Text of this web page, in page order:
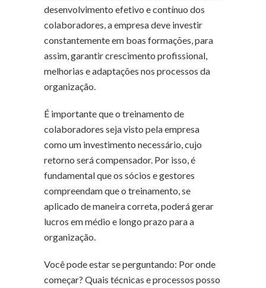
desenvolvimento efetivo e contínuo dos
colaboradores, a empresa deve investir
constantemente em boas formações, para
assim, garantir crescimento profissional,
melhorias e adaptações nos processos da
organização.
É importante que o treinamento de
colaboradores seja visto pela empresa
como um investimento necessário, cujo
retorno será compensador. Por isso, é
fundamental que os sócios e gestores
compreendam que o treinamento, se
aplicado de maneira correta, poderá gerar
lucros em médio e longo prazo para a
organização.
Você pode estar se perguntando: Por onde
começar? Quais técnicas e processos posso